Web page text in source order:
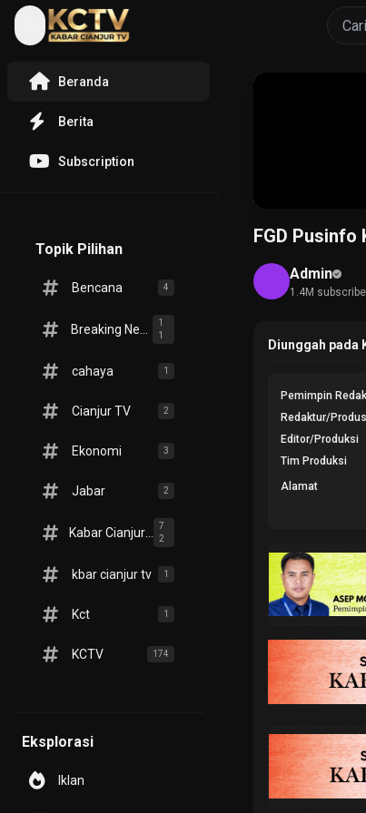
Beranda
Berita
Subscription
Topik Pilihan
Bencana 4
1
1
cahaya 1
Cianjur TV 2
Ekonomi 3
Jabar 2
Kabar Cianjur TV
7
2
kbar cianjur tv 1
Kct 1
KCTV 174
Eksplorasi
Iklan
FGD Pusinfo
Admin
1.4M
Diunggah pada
Pemimpin
Redaktur/
Editor/Produksi
Tim Produksi
Alamat